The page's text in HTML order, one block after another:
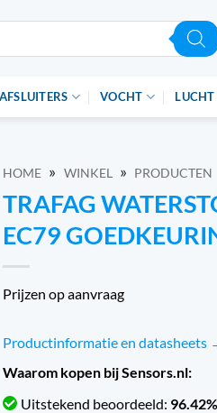
AFSLUITERS VOCHT LUCHT
HOME » WINKEL » PRODUCTEN
TRAFAG
EC79
Prijzen op aanvraag
Productinformatie en datasheets
Waarom kopen bij Sensors.nl:
Uitstekend beoordeeld: 96.42%